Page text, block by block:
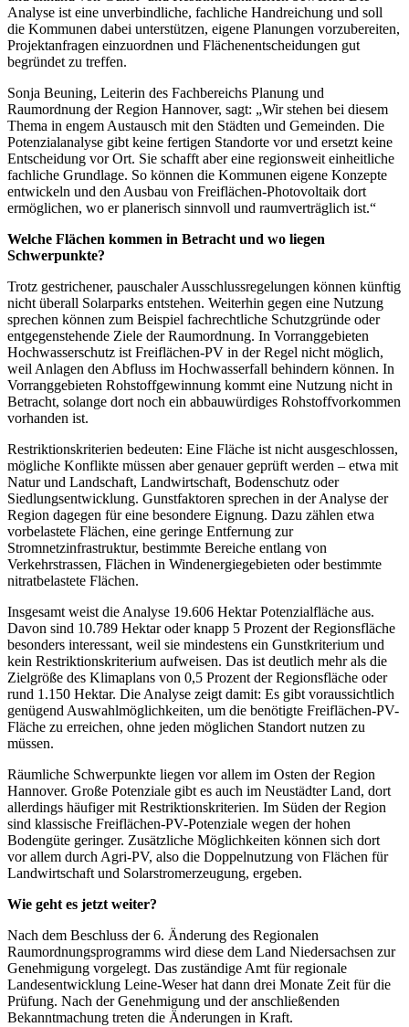
Analyse ist eine unverbindliche, fachliche Handreichung und soll
die Kommunen dabei unterstützen, eigene Planungen vorzubereiten,
Projektanfragen einzuordnen und Flächenentscheidungen gut
begründet zu treffen.
Sonja Beuning, Leiterin des Fachbereichs Planung und
Raumordnung der Region Hannover, sagt: „Wir stehen bei diesem
Thema in engem Austausch mit den Städten und Gemeinden. Die
Potenzialanalyse gibt keine fertigen Standorte vor und ersetzt keine
Entscheidung vor Ort. Sie schafft aber eine regionsweit einheitliche
fachliche Grundlage. So können die Kommunen eigene Konzepte
entwickeln und den Ausbau von Freiflächen-Photovoltaik dort
ermöglichen, wo er planerisch sinnvoll und raumverträglich ist.“
Welche Flächen kommen in Betracht und wo liegen
Schwerpunkte?
Trotz gestrichener, pauschaler Ausschlussregelungen können künftig
nicht überall Solarparks entstehen. Weiterhin gegen eine Nutzung
sprechen können zum Beispiel fachrechtliche Schutzgründe oder
entgegenstehende Ziele der Raumordnung. In Vorranggebieten
Hochwasserschutz ist Freiflächen-PV in der Regel nicht möglich,
weil Anlagen den Abfluss im Hochwasserfall behindern können. In
Vorranggebieten Rohstoffgewinnung kommt eine Nutzung nicht in
Betracht, solange dort noch ein abbauwürdiges Rohstoffvorkommen
vorhanden ist.
Restriktionskriterien bedeuten: Eine Fläche ist nicht ausgeschlossen,
mögliche Konflikte müssen aber genauer geprüft werden – etwa mit
Natur und Landschaft, Landwirtschaft, Bodenschutz oder
Siedlungsentwicklung. Gunstfaktoren sprechen in der Analyse der
Region dagegen für eine besondere Eignung. Dazu zählen etwa
vorbelastete Flächen, eine geringe Entfernung zur
Stromnetzinfrastruktur, bestimmte Bereiche entlang von
Verkehrstrassen, Flächen in Windenergiegebieten oder bestimmte
nitratbelastete Flächen.
Insgesamt weist die Analyse 19.606 Hektar Potenzialfläche aus.
Davon sind 10.789 Hektar oder knapp 5 Prozent der Regionsfläche
besonders interessant, weil sie mindestens ein Gunstkriterium und
kein Restriktionskriterium aufweisen. Das ist deutlich mehr als die
Zielgröße des Klimaplans von 0,5 Prozent der Regionsfläche oder
rund 1.150 Hektar. Die Analyse zeigt damit: Es gibt voraussichtlich
genügend Auswahlmöglichkeiten, um die benötigte Freiflächen-PV-
Fläche zu erreichen, ohne jeden möglichen Standort nutzen zu
müssen.
Räumliche Schwerpunkte liegen vor allem im Osten der Region
Hannover. Große Potenziale gibt es auch im Neustädter Land, dort
allerdings häufiger mit Restriktionskriterien. Im Süden der Region
sind klassische Freiflächen-PV-Potenziale wegen der hohen
Bodengüte geringer. Zusätzliche Möglichkeiten können sich dort
vor allem durch Agri-PV, also die Doppelnutzung von Flächen für
Landwirtschaft und Solarstromerzeugung, ergeben.
Wie geht es jetzt weiter?
Nach dem Beschluss der 6. Änderung des Regionalen
Raumordnungsprogramms wird diese dem Land Niedersachsen zur
Genehmigung vorgelegt. Das zuständige Amt für regionale
Landesentwicklung Leine-Weser hat dann drei Monate Zeit für die
Prüfung. Nach der Genehmigung und der anschließenden
Bekanntmachung treten die Änderungen in Kraft.